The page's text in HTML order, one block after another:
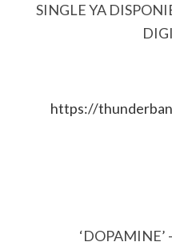
SINGLE YA
https://